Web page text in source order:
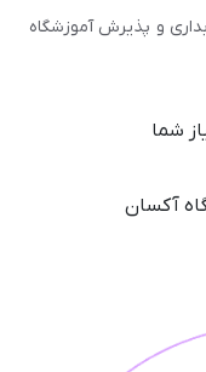
و پذیرش آموزشگاه
شما
آکسان